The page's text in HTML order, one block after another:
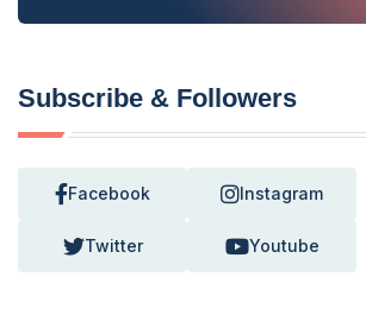
Subscribe & Followers
Facebook Instagram
Twitter Youtube